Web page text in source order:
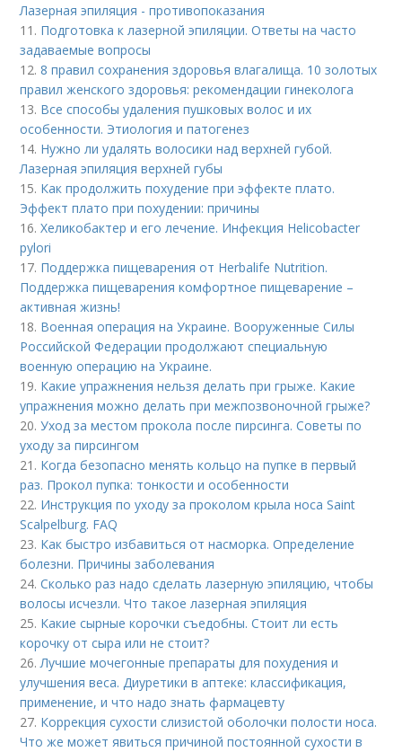
Лазерная эпиляция - противопоказания
11. Подготовка к лазерной эпиляции. Ответы на часто
задаваемые вопросы
12.8 правил сохранения здоровья влагалища. 10 золотых
правил женского здоровья: рекомендации гинеколога
13. Все способы удаления пушковых волос и их
особенности. Этиология и патогенез
14. Нужно ли удалять волосики над верхней губой.
Лазерная эпиляция верхней губы
15. Как продолжить похудение при эффекте плато.
Эффект плато при похудении: причины
16.Хеликобактер и его лечение. Инфекция Helicobacter
pylori
17. Поддержка пищеварения от Herbalife Nutrition.
Поддержка пищеварения комфортное пищеварение –
активная жизнь!
18. Военная операция на Украине. Вооруженные Силы
Российской Федерации продолжают специальную
военную операцию на Украине.
19. Какие упражнения нельзя делать при грыже. Какие
упражнения можно делать при межпозвоночной грыже?
20.Уход за местом прокола после пирсинга. Советы по
уходу за пирсингом
21. Когда безопасно менять кольцо на пупке в первый
раз. Прокол пупка: тонкости и особенности
22. Инструкция по уходу за проколом крыла носа Saint
Scalpelburg. FAQ
23. Как быстро избавиться от насморка. Определение
болезни. Причины заболевания
24.Сколько раз надо сделать лазерную эпиляцию, чтобы
волосы исчезли. Что такое лазерная эпиляция
25. Какие сырные корочки съедобны. Стоит ли есть
корочку от сыра или не стоит?
26.Лучшие мочегонные препараты для похудения и
улучшения веса. Диуретики в аптеке: классификация,
применение, и что надо знать фармацевту
27. Коррекция сухости слизистой оболочки полости носа.
Что же может явиться причиной постоянной сухости в